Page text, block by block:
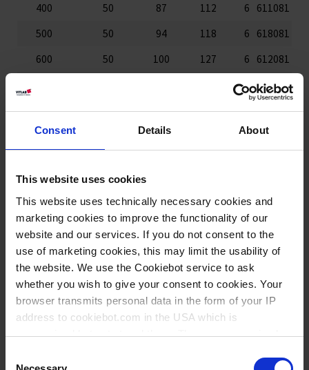
Consent Details About
This website uses cookies
This website uses technically necessary cookies and
marketing cookies to improve the functionality of our
website and our services. If you do not consent to the
use of marketing cookies, this may limit the usability of
the website. We use the Cookiebot service to ask
whether you wish to give your consent to cookies. Your
browser transmits personal data in the form of your IP
address to cookiebot.com in the USA which is
anonymized but not stored there. Then an anonymized
follow your cookie preferences for future page visits. The
400
50 87 112 6
611081
500
50 94 118 6
618081
600
50 100 127 6
612081
6
614081
2000
200 149 187 6 615081
3000
170 4 616081
10 ml, 150 ml, 400 ml, 600 ml: Variantes en complément de la
Téléchargements pour ce
produit